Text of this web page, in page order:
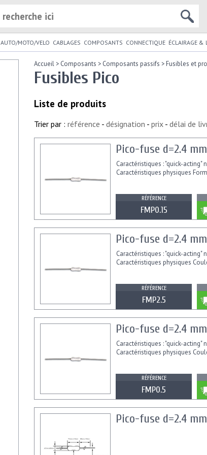
AUTO/MOTO/VELO CABLAGES COMPOSANTS CONNECTIQUE ÉCLAIRAGE &
Accueil > Composants > Composants passifs >Fusibles et
Fusibles Pico
Liste de produits
Trier par : référence - désignation - prix - délai de
Pico-fuse d=2.4
Caractéristiques : "quick-
Caractéristiques physiques
RÉFÉRENCE
FMP0.15
Pico-fuse d=2.4
Caractéristiques : "quick-
Caractéristiques physiques
RÉFÉRENCE
FMP2.5
Pico-fuse d=2.4
Caractéristiques : "quick-
Caractéristiques physiques
RÉFÉRENCE
FMP0.5
Pico-fuse d=2.4